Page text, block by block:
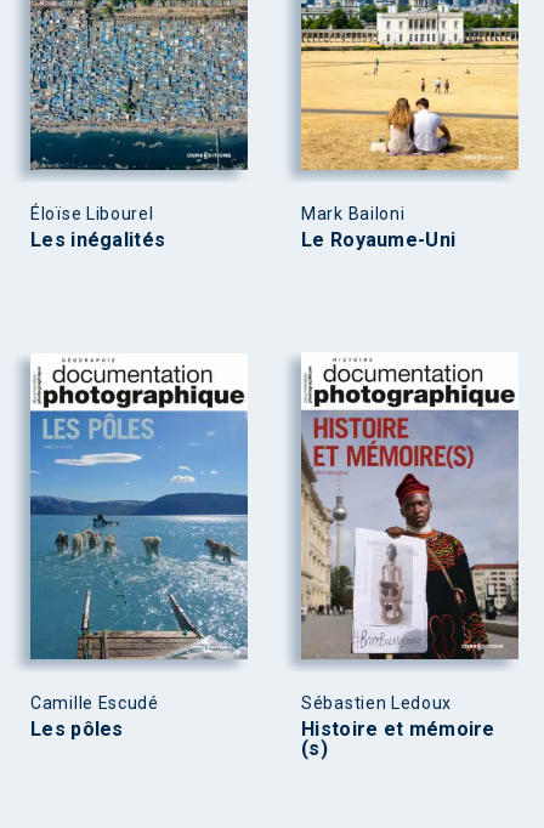
Éloïse Libourel
Les inégalités
Mark Bailoni
Le Royaume-Uni
Camille Escudé
Les pôles
Sébastien Ledoux
Histoire et mémoire
(s)